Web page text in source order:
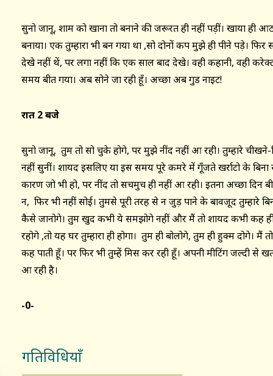
सुनो जानू, शाम को खाना तो बनाने की जरूरत ही नहीं पड़ीं। खाया
बनाया। एक तुम्हारा भी बन गया था ,सो दोनों कप मुझे ही पीने पड़े।
देखे नहीं थें, पर लगा नहीं कि एक साल बाद देखे। वही कहानी, वही
समय बीत गया। अब सोने जा रही हूँ। अच्छा अब गुड नाइट!
रात 2 बजे
सुनो जानू, तुम तो सो चुके होगे, पर मुझे नींद नहीं आ रही। तुम्हारे
नहीं सुनीं। शायद इसलिए या इस समय पूरे कमरे में गूँजते खर्राटो के
कारण जो भी हो, पर नींद तो सचमुच ही नहीं आ रही। इतना अच्छा दिन
न, फिर भी नहीं सोई। तुमसे पूरी तरह से न जुड़ पाने के बावजूद तुम्हारे
कैसे जानोगे। तुम खुद कभी ये समझोगे नहीं और मैं तो शायद कभी कह
रहोगे ,तो यह घर तुम्हारा ही होगा। तुम ही बोलोगे, तुम ही हुक्म दोगे। मैं
कह पाती हूँ। पर फिर भी तुम्हें मिस कर रही हूँ। अपनी मीटिंग जल्दी
आ रही है।
-0-
गतिविधियाँ